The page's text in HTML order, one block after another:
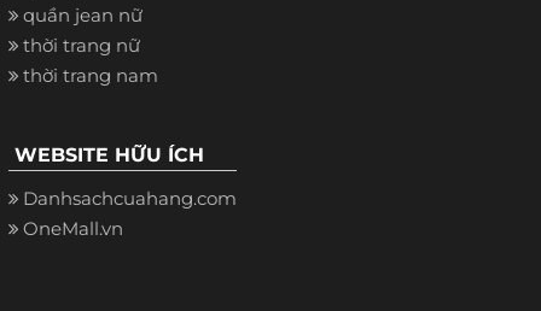
quần jean nữ
thời trang nữ
thời trang nam
WEBSITE HỮU ÍCH
Danhsachcuahang.com
OneMall.vn